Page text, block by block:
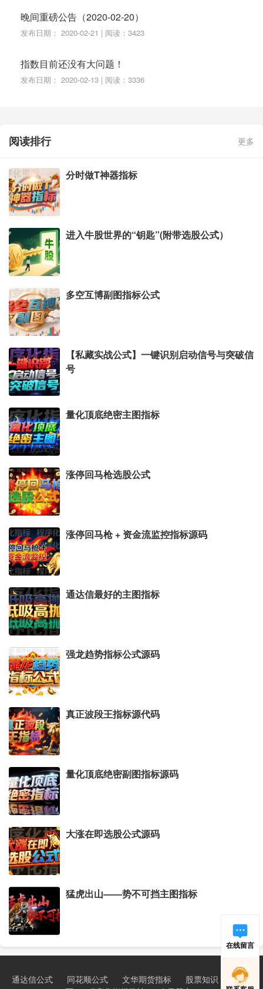
晚间重磅公告（2020-02-20）
发布日期： 2020-02-21 | 阅读：3423
指数目前还没有大问题！
发布日期： 2020-02-13 | 阅读：3336
阅读排行 更多
分时做T神器指标
进入牛股世界的“钥匙”(附带选股公式）
多空互博副图指标公式
【私藏实战公式】一键识别启动信号与突破信
号
量化顶底绝密主图指标
涨停回马枪选股公式
涨停回马枪 + 资金流监控指标源码
通达信最好的主图指标
强龙趋势指标公式源码
真正波段王指标源代码
量化顶底绝密副图指标源码
大涨在即选股公式源码
猛虎出山——势不可挡主图指标
通达信公式 同花顺公式 文华期货指标 股票知识
新手学
在线留言